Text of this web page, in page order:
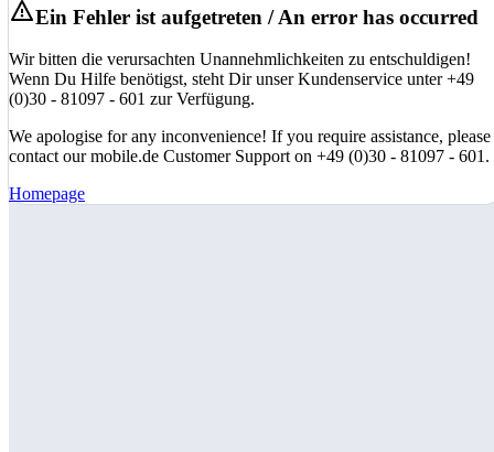
Ein Fehler ist aufgetreten / An error has occurred
Wir bitten die verursachten Unannehmlichkeiten zu entschuldigen!
Wenn Du Hilfe benötigst, steht Dir unser Kundenservice unter +49
(0)30 - 81097 - 601 zur Verfügung.
We apologise for any inconvenience! If you require assistance, please
contact our mobile.de Customer Support on +49 (0)30 - 81097 - 601.
Homepage